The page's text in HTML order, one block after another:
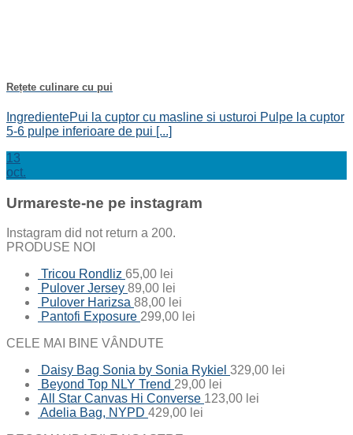
Rețete culinare cu pui
IngredientePui la cuptor cu masline si usturoi Pulpe la cuptor
5-6 pulpe inferioare de pui [...]
13
oct.
Urmareste-ne pe instagram
Instagram did not return a 200.
PRODUSE NOI
Tricou Rondliz 65,00 lei
Pulover Jersey 89,00 lei
Pulover Harizsa 88,00 lei
Pantofi Exposure 299,00 lei
CELE MAI BINE VÂNDUTE
Daisy Bag Sonia by Sonia Rykiel 329,00 lei
Beyond Top NLY Trend 29,00 lei
All Star Canvas Hi Converse 123,00 lei
Adelia Bag, NYPD 429,00 lei